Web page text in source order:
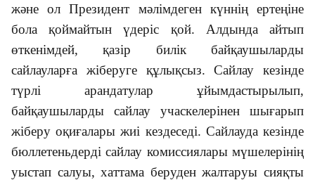
және ол Президент мәлімдеген күннің ертеңіне
бола қоймайтын үдеріс қой. Алдында айтып
өткенімдей, қазір билік байқаушыларды
сайлауларға жіберуге құлықсыз. Сайлау кезінде
түрлі арандатулар ұйымдастырылып,
байқаушыларды сайлау учаскелерінен шығарып
жіберу оқиғалары жиі кездеседі. Сайлауда кезінде
бюллетеньдерді сайлау комиссиялары мүшелерінің
уыстап салуы, хаттама беруден жалтаруы сияқты